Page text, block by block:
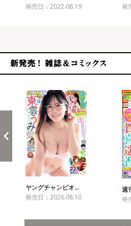
発売日：2022.08.19
発
ヤングチャンピオ…
発売日：2026.08.10
週
発